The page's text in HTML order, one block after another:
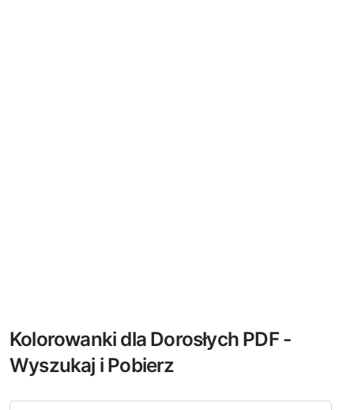
Kolorowanki dla Dorosłych PDF -
Wyszukaj i Pobierz